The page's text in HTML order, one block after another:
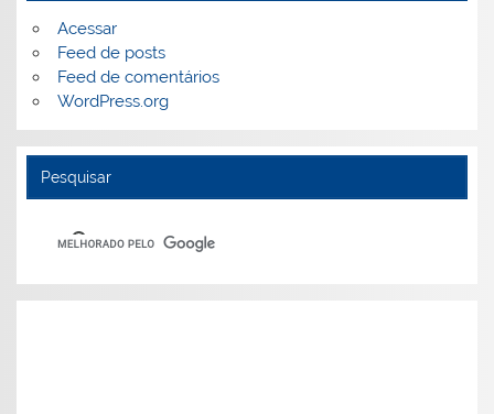
Acessar
Feed de posts
Feed de comentários
WordPress.org
Pesquisar